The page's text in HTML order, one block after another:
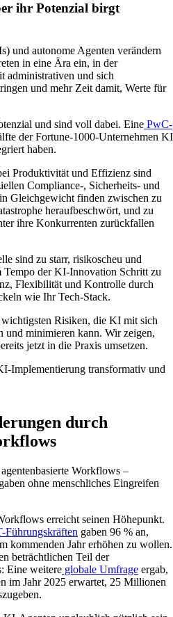
ihr Potenzial birgt
und autonome Agenten verändern
in eine Ära ein, in der
administrativen und sich
und mehr Zeit damit, Werte für
und sind voll dabei. Eine PwC-
der Fortune-1000-Unternehmen KI
haben.
Produktivität und Effizienz sind
Compliance-, Sicherheits- und
Gleichgewicht finden zwischen zu
heraufbeschwört, und zu
ihre Konkurrenten zurückfallen
sind zu starr, risikoscheu und
Tempo der KI-Innovation Schritt zu
Flexibilität und Kontrolle durch
wie Ihr Tech-Stack.
Risiken, die KI mit sich
und minimieren kann. Wir zeigen,
jetzt in die Praxis umsetzen.
Implementierung transformativ und
durch
Workflows –
ohne menschliches Eingreifen
erreicht seinen Höhepunkt.
gaben 96 % an,
kommenden Jahr erhöhen zu wollen.
beträchtlichen Teil der
Eine weitere globale Umfrage ergab,
im Jahr 2025 erwartet, 25 Millionen